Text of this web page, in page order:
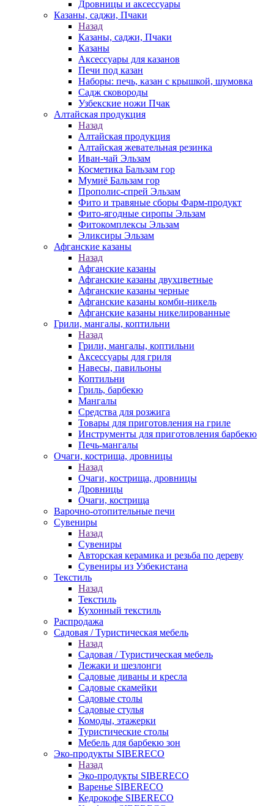
Дровницы и аксессуары
Казаны, саджи, Пчаки
Назад
Казаны, саджи, Пчаки
Казаны
Аксессуары для казанов
Печи под казан
Наборы: печь, казан с крышкой, шумовка
Садж сковороды
Узбекские ножи Пчак
Алтайская продукция
Назад
Алтайская продукция
Алтайская жевательная резинка
Иван-чай Эльзам
Косметика Бальзам гор
Мумиё Бальзам гор
Прополис-спрей Эльзам
Фито и травяные сборы Фарм-продукт
Фито-ягодные сиропы Эльзам
Фитокомплексы Эльзам
Эликсиры Эльзам
Афганские казаны
Назад
Афганские казаны
Афганские казаны двухцветные
Афганские казаны черные
Афганские казаны комби-никель
Афганские казаны никелированные
Грили, мангалы, коптильни
Назад
Грили, мангалы, коптильни
Аксессуары для гриля
Навесы, павильоны
Коптильни
Гриль, барбекю
Мангалы
Средства для розжига
Товары для приготовления на гриле
Инструменты для приготовления барбекю
Печь-мангалы
Очаги, кострища, дровницы
Назад
Очаги, кострища, дровницы
Дровницы
Очаги, кострища
Варочно-отопительные печи
Сувениры
Назад
Сувениры
Авторская керамика и резьба по дереву
Сувениры из Узбекистана
Текстиль
Назад
Текстиль
Кухонный текстиль
Распродажа
Садовая / Туристическая мебель
Назад
Садовая / Туристическая мебель
Лежаки и шезлонги
Садовые диваны и кресла
Садовые скамейки
Садовые столы
Садовые стулья
Комоды, этажерки
Туристические столы
Мебель для барбекю зон
Эко-продукты SIBERECO
Назад
Эко-продукты SIBERECO
Варенье SIBERECO
Кедрокофе SIBERECO